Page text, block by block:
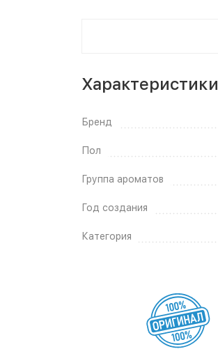
Характеристики
Бренд
Пол
Группа ароматов
Год создания
Категория